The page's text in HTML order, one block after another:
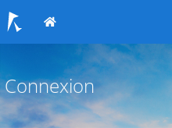
Connexion